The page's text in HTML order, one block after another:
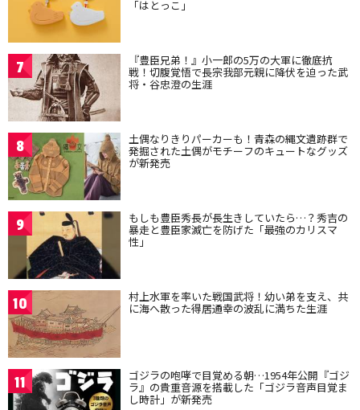
「はとっこ」
7 『豊臣兄弟！』小一郎の5万の大軍に徹底抗
戦！切腹覚悟で長宗我部元親に降伏を迫った武
将・谷忠澄の生涯
8 土偶なりきりパーカーも！青森の縄文遺跡群で
発掘された土偶がモチーフのキュートなグッズ
が新発売
9 もしも豊臣秀長が長生きしていたら…？秀吉の
暴走と豊臣家滅亡を防げた「最強のカリスマ
性」
10 村上水軍を率いた戦国武将！幼い弟を支え、共
に海へ散った得居通幸の波乱に満ちた生涯
11 ゴジラの咆哮で目覚める朝…1954年公開『ゴジ
ラ』の貴重音源を搭載した「ゴジラ音声目覚ま
し時計」が新発売